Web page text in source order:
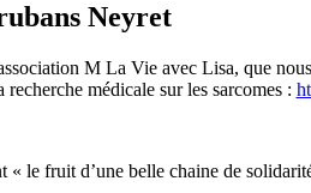
Neyret
M La Vie avec Lisa, que
médicale sur les sarcomes :
« le fruit d’une belle chaine de